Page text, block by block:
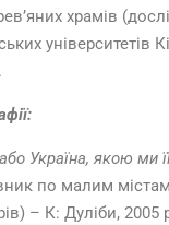
храмів
університетів
Україна, якою ми
по малим
– К: Дуліби, 2005